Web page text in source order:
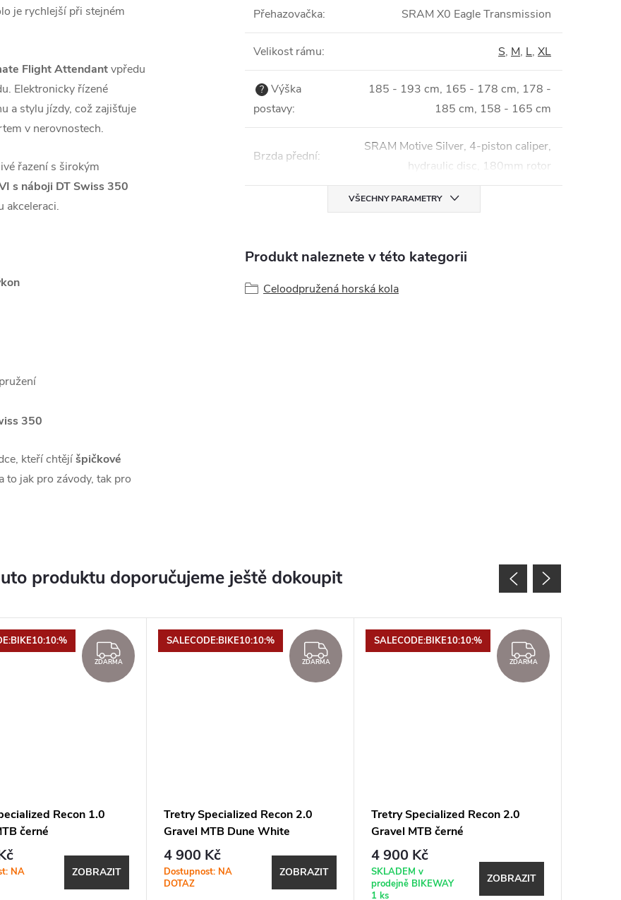
je rychlejší při stejném
Flight Attendantvpředu
Elektronicky řízené
a stylu jízdy, což zajišťuje
v nerovnostech.
řazení s širokým
s náboji DT Swiss 350
akceleraci.
350
kteří chtějíšpičkové
to jak pro závody, tak pro
Přehazovačka: SRAM X0 Eagle Transmission
Velikost rámu: S, M, L, XL
? Výška
postavy:
185 - 193 cm, 165 - 178 cm, 178 -
185 cm, 158 - 165 cm
Brzda přední:
SRAM Motive Silver, 4-piston caliper,
hydraulic disc, 180mm rotor
VŠECHNY PARAMETRY
Produkt naleznete v této kategorii
Celoodpružená horská kola
produktu doporučujeme ještě dokoupit
ZDARMA
ZDARMA
Recon 1.0
černé
NA
ZOBRAZIT
SALECODE:BIKE10:10:%
ZDARMA
ZDARMA
Tretry Specialized Recon 2.0
Gravel MTB Dune White
4 900 Kč
Dostupnost: NA
DOTAZ
ZOBRAZIT
SALECODE:BIKE10:10:%
ZDARMA
ZDARMA
Tretry Specialized Recon 2.0
Gravel MTB černé
4 900 Kč
SKLADEM v
prodejně BIKEWAY
1 ks
ZOBRAZIT